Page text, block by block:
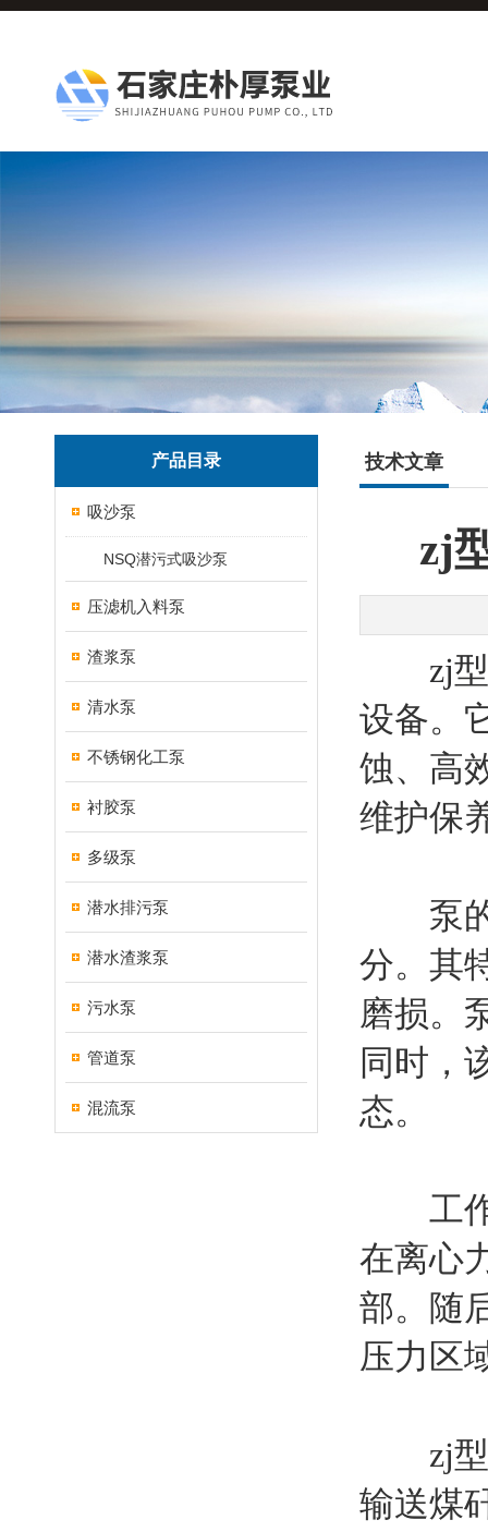
产品目录
吸沙泵
NSQ潜污式吸沙泵
压滤机入料泵
渣浆泵
清水泵
不锈钢化工泵
衬胶泵
多级泵
潜水排污泵
潜水渣浆泵
污水泵
管道泵
混流泵
技术文章
zj
zj
设备。
蚀、高
维护保
泵的
分。其
磨损。
同时，
态。
工作
在离心
部。随
压力区
zj型
输送煤